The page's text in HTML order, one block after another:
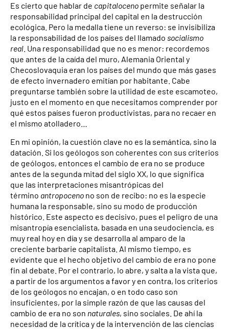
Es cierto que hablar de capitaloceno permite señalar la
responsabilidad principal del capital en la destrucción
ecológica. Pero la medalla tiene un reverso: se invisibiliza
la responsabilidad de los países del llamado socialismo
real . Una responsabilidad que no es menor: recordemos
que antes de la caída del muro, Alemania Oriental y
Checoslovaquia eran los países del mundo que más gases
de efecto invernadero emitían por habitante. Cabe
preguntarse también sobre la utilidad de este escamoteo,
justo en el momento en que necesitamos comprender por
qué estos países fueron productivistas, para no recaer en
el mismo atolladero…
En mi opinión, la cuestión clave no es la semántica, sino la
datación. Si los geólogos son coherentes con sus criterios
de geólogos, entonces el cambio de era no se produce
antes de la segunda mitad del siglo XX, lo que significa
que las interpretaciones misantrópicas del
término antropoceno no son de recibo: no es la especie
humana la responsable, sino su modo de producción
histórico. Este aspecto es decisivo, pues el peligro de una
misantropía esencialista, basada en una seudociencia, es
muy real hoy en día y se desarrolla al amparo de la
creciente barbarie capitalista. Al mismo tiempo, es
evidente que el hecho objetivo del cambio de era no pone
fin al debate. Por el contrario, lo abre, y salta a la vista que,
a partir de los argumentos a favor y en contra, los criterios
de los geólogos no encajan, o en todo caso son
insuficientes, por la simple razón de que las causas del
cambio de era no son naturales, sino sociales. De ahí la
necesidad de la crítica y de la intervención de las ciencias